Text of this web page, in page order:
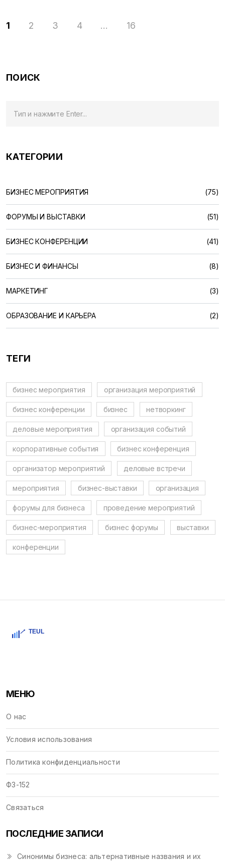
1 2 3 4 … 16
ПОИСК
КАТЕГОРИИ
БИЗНЕС МЕРОПРИЯТИЯ (75)
ФОРУМЫ И ВЫСТАВКИ (51)
БИЗНЕС КОНФЕРЕНЦИИ (41)
БИЗНЕС И ФИНАНСЫ (8)
МАРКЕТИНГ (3)
ОБРАЗОВАНИЕ И КАРЬЕРА (2)
ТЕГИ
бизнес мероприятия организация мероприятий
бизнес конференции бизнес нетворкинг
деловые мероприятия организация событий
корпоративные события бизнес конференция
организатор мероприятий деловые встречи
мероприятия бизнес-выставки организация
форумы для бизнеса проведение мероприятий
бизнес-мероприятия бизнес форумы выставки
конференции
МЕНЮ
О нас
Условия использования
Политика конфиденциальности
ФЗ-152
Связаться
ПОСЛЕДНИЕ ЗАПИСИ
Синонимы бизнеса: альтернативные названия и их